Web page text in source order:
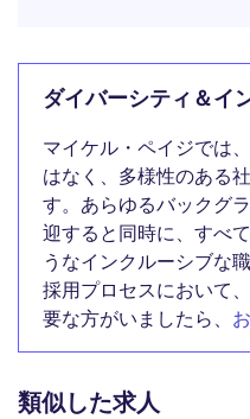
ダイバーシティ＆イ
マイケル・ペイジでは
はなく、多様性のある
す。あらゆるバックグ
迎すると同時に、すべ
うなインクルーシブな
採用プロセスにおいて
要な方がいましたら、
類似した求人